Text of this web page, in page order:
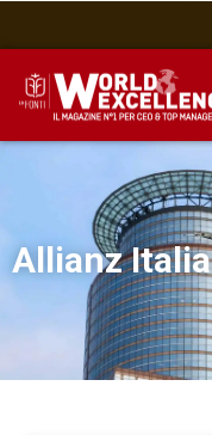
Allianz Italia